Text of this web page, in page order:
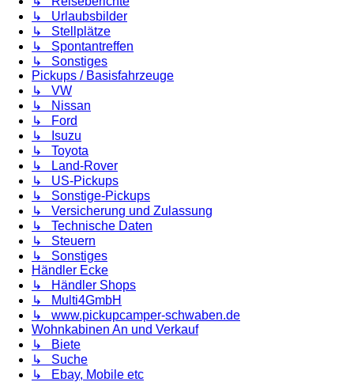
↳ Urlaubsbilder
↳ Stellplätze
↳ Spontantreffen
↳ Sonstiges
Pickups / Basisfahrzeuge
↳ VW
↳ Nissan
↳ Ford
↳ Isuzu
↳ Toyota
↳ Land-Rover
↳ US-Pickups
↳ Sonstige-Pickups
↳ Versicherung und Zulassung
↳ Technische Daten
↳ Steuern
↳ Sonstiges
Händler Ecke
↳ Händler Shops
↳ Multi4GmbH
↳ www.pickupcamper-schwaben.de
Wohnkabinen An und Verkauf
↳ Biete
↳ Suche
↳ Ebay, Mobile etc